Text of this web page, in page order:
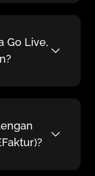
Go Live,